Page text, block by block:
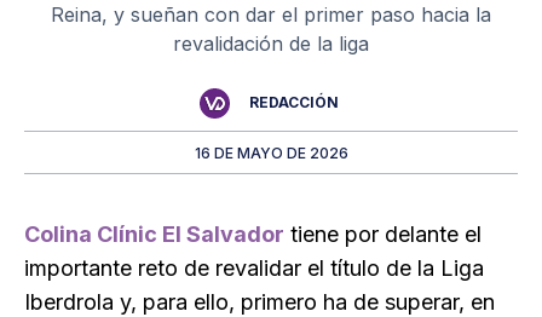
Reina, y sueñan con dar el primer paso hacia la
revalidación de la liga
REDACCIÓN
16 DE MAYO DE 2026
Colina Clínic El Salvador tiene por delante el
importante reto de revalidar el título de la Liga
Iberdrola y, para ello, primero ha de superar, en